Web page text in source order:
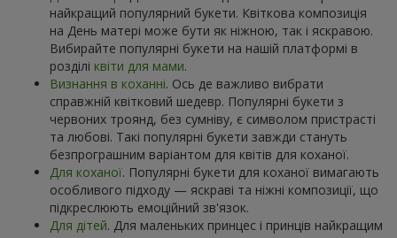
найкращий популярний букети. Квіткова композиція
на День матері може бути як ніжною, так і яскравою.
Вибирайте популярні букети на нашій платформі в
розділі квіти для мами.
Визнання в коханні. Ось де важливо вибрати
справжній квітковий шедевр. Популярні букети з
червоних троянд, без сумніву, є символом пристрасті
та любові. Такі популярні букети завжди стануть
безпрограшним варіантом для квітів для коханої.
Для коханої. Популярні букети для коханої вимагають
особливого підходу — яскраві та ніжні композиції, що
підкреслюють емоційний зв'язок.
Для дітей. Для маленьких принцес і принців найкращим